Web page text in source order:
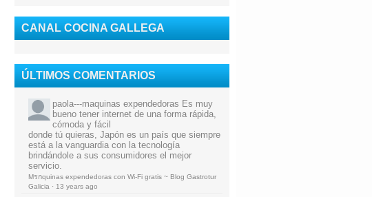
CANAL COCINA GALLEGA
ÚLTIMOS COMENTARIOS
paola---maquinas expendedoras Es muy
bueno tener internet de una forma rápida,
cómoda y fácil
donde tú quieras, Japón es un país que siempre
está a la vanguardia con la tecnología
brindándole a sus consumidores el mejor
servicio.
Mรกquinas expendedoras con Wi-Fi gratis ~ Blog Gastrotur
Galicia · 13 years ago